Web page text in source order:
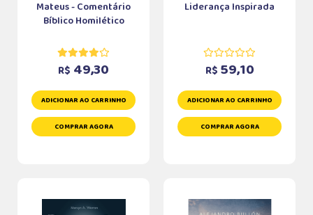
Mateus - Comentário
Bíblico Homilético
R$ 49,30
ADICIONAR AO CARRINHO
COMPRAR AGORA
Liderança Inspirada
R$ 59,10
ADICIONAR AO CARRINHO
COMPRAR AGORA